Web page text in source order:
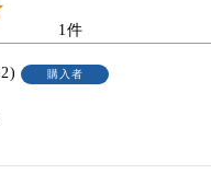
1
2 購入者